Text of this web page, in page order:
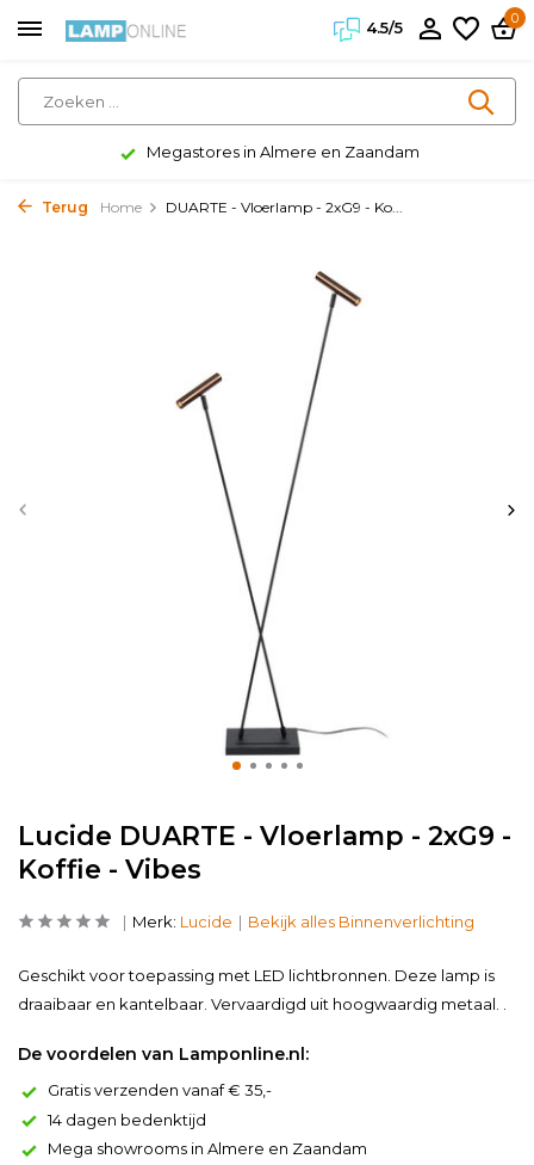
4.5/5
0
Megastores in Almere en Zaandam
Terug Home DUARTE - Vloerlamp - 2xG9 - Ko...
Lucide DUARTE - Vloerlamp - 2xG9 -
Koffie - Vibes
Merk: Lucide Bekijk alles Binnenverlichting
Geschikt voor toepassing met LED lichtbronnen. Deze lamp is
draaibaar en kantelbaar. Vervaardigd uit hoogwaardig metaal. .
De voordelen van Lamponline.nl:
Gratis verzenden vanaf € 35,-
14 dagen bedenktijd
Mega showrooms in Almere en Zaandam